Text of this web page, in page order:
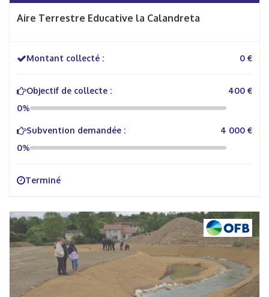
Aire Terrestre Educative la Calandreta
Montant collecté : 0 €
Objectif de collecte :
400 €
0%
Subvention demandée :
4 000 €
0%
Terminé